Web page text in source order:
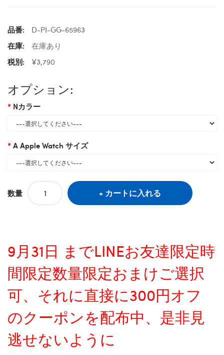
品番:
D-PI-GG-65963
在庫:
在庫あり
税別:
¥3,790
オプション:
Nカラー
A Apple Watch サイズ
数量 カートに入れる
9月31日 までLINEお友達限定時
間限定数量限定おまけご選択
可、それに直接に300円オフ
のクーポンを配布中、是非見
逃せないように